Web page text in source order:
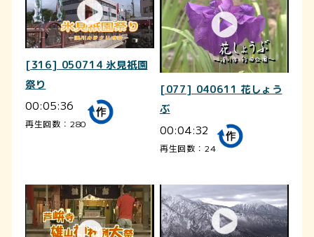
[316] 050714 氷見祇園
祭り
00:05:36
再生回数：280
[077] 040611 花しょう
ぶ
00:04:32
再生回数：24